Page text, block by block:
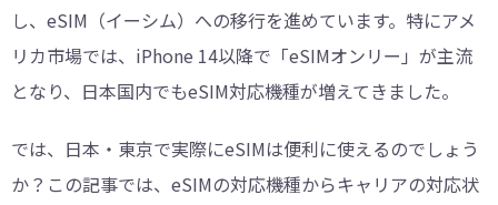
し、eSIM（イーシム）への移行を進めています。特にアメ
リカ市場では、iPhone 14以降で「eSIMオンリー」が主流
となり、日本国内でもeSIM対応機種が増えてきました。
では、日本・東京で実際にeSIMは便利に使えるのでしょう
か？この記事では、eSIMの対応機種からキャリアの対応状